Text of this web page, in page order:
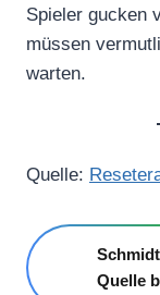
Spieler gucken
müssen
warten.
Quelle:
Quelle